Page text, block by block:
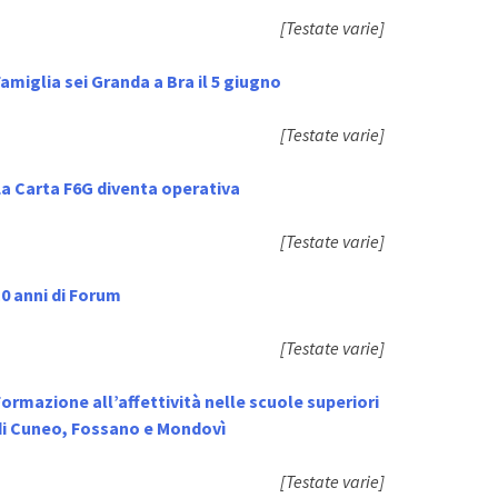
[Testate varie]
sei Granda a Bra il 5 giugno
[Testate varie]
Carta F6G diventa operativa
[Testate varie]
anni di Forum
[Testate varie]
all’affettività nelle scuole superiori
Cuneo, Fossano e Mondovì
[Testate varie]